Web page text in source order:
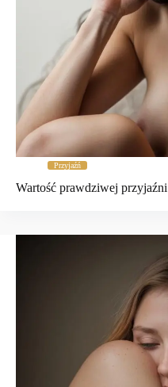
Przyjaźń
Wartość prawdziwej przyjaźni